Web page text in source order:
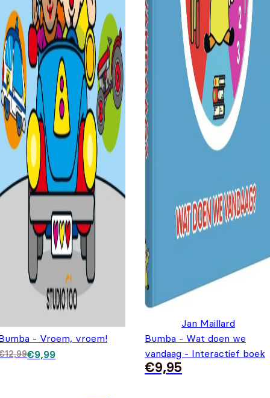
- Vroem, vroem!
12,99 prijs was: €12,99.
€9,99prijs is: €9,99.
Jan Maillard
Bumba - Wat doen we
vandaag - Interactief boek
€9,95